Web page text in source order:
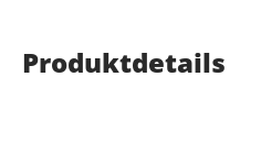
Produktdetails